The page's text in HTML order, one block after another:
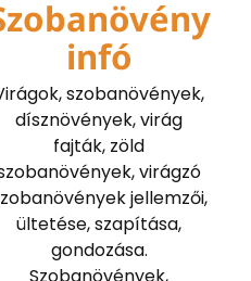
infó
szobanövények,
dísznövények, virág
fajták, zöld
virágzó
jellemzői,
ültetése, szapítása,
gondozása.